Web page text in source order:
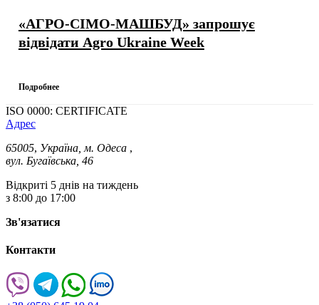
«АГРО-СІМО-МАШБУД» запрошує
відвідати Agro Ukraine Week
Подробнее
ISO 0000: CERTIFICATE
Адрес
65005, Україна, м. Одеса ,
вул. Бугаївська, 46
Відкриті 5 днів на тиждень
з 8:00 до 17:00
Зв'язатися
Контакти